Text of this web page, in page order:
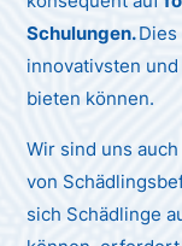
Schulungen.
innovativsten
bieten können.
Wir sind uns
von
sich Schädlinge